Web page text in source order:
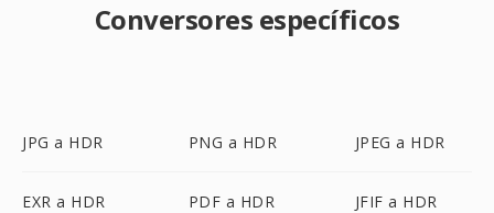
Conversores específicos
JPG a HDR PNG a HDR JPEG a HDR
EXR a HDR PDF a HDR JFIF a HDR